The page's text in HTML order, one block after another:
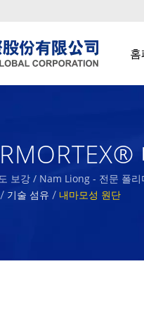
체.
보강 / Nam Liong - 전문 폴
/ 기술 섬유 / 내마모성 원단